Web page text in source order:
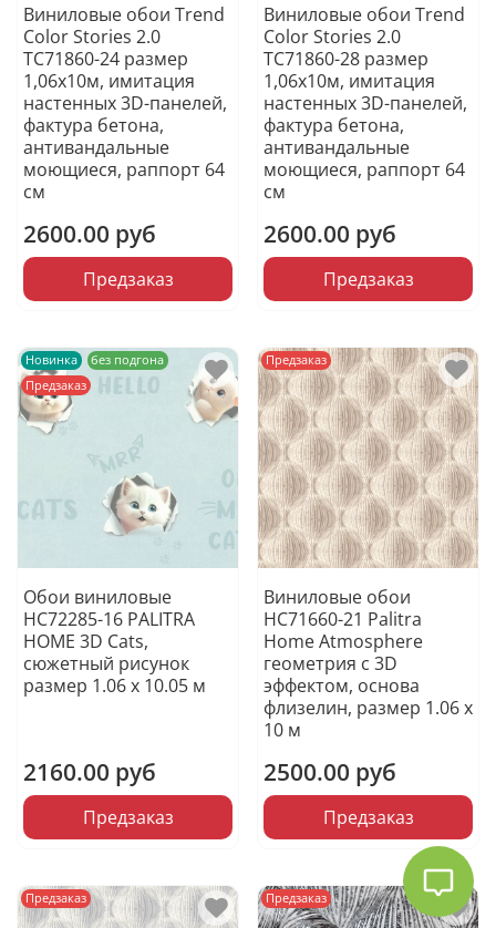
Виниловые обои Trend
Color Stories 2.0
TC71860-24 размер
1,06х10м, имитация
настенных 3D-панелей,
фактура бетона,
антивандальные
моющиеся, раппорт 64
см
2600.00 руб
Предзаказ
Виниловые обои Trend
Color Stories 2.0
TC71860-28 размер
1,06х10м, имитация
настенных 3D-панелей,
фактура бетона,
антивандальные
моющиеся, раппорт 64
см
2600.00 руб
Предзаказ
Новинка
без подгона
Предзаказ
Обои виниловые
HC72285-16 PALITRA
HOME 3D Cats,
сюжетный рисунок
размер 1.06 х 10.05 м
2160.00 руб
Предзаказ
Предзаказ
Виниловые обои
HC71660-21 Palitra
Home Atmosphere
геометрия с 3D
эффектом, основа
флизелин, размер 1.06 х
10 м
2500.00 руб
Предзаказ
Предзаказ Предзаказ